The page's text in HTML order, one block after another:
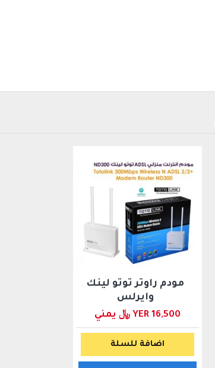
• الأزرار: WPS Default، الطاقة تشغيل/إيقاف
• إصدار ADSL: ADSL ADSL2 ADSL2+
• انتقال البيانات إلى الخادم: حتى 1 ميجابت/ثانية
• معايير الجهاز اللاسلكي: IEEE 802.11b IEEE 802.11g IEEE 802.11n
• نطاق التردد: 2.4-2.4835 جيجاهرتز
Wireless MAC Filtering
مودم راوتر توتو لينك
وايرلس
YER 16,500 ﷼ يمني
اضافة للسلة